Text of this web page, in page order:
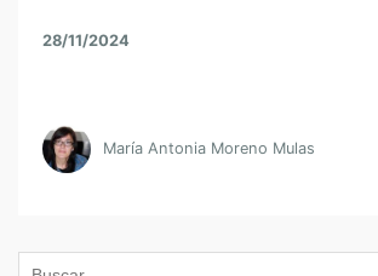
28/11/2024
María Antonia Moreno Mulas